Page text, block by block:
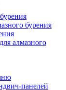
бурения
алмазного
панелей